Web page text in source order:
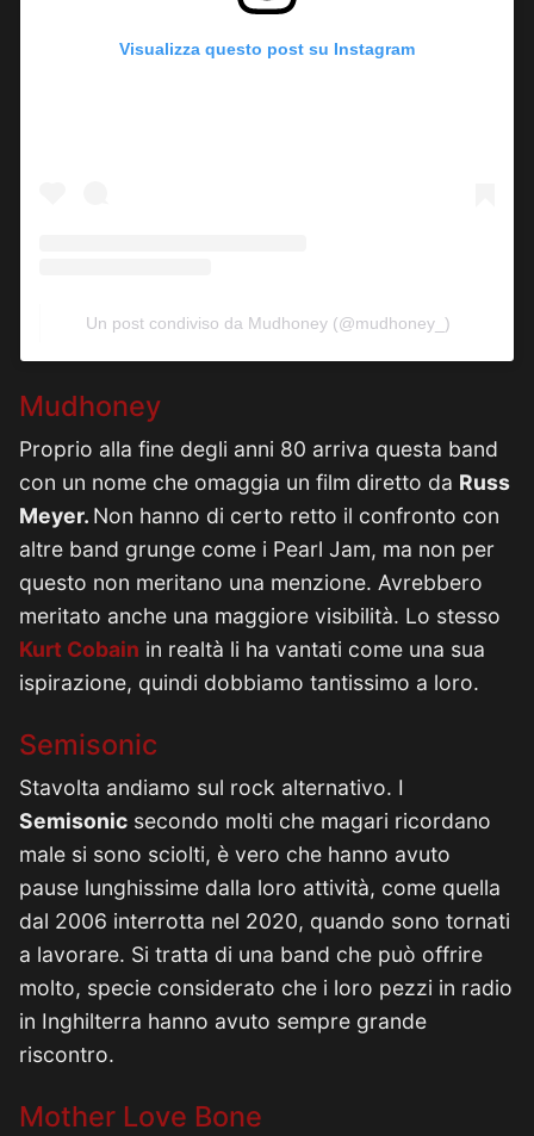
Visualizza questo post su Instagram
Un post condiviso da Mudhoney (@mudhoney_)
Mudhoney
Proprio alla fine degli anni 80 arriva questa band
con un nome che omaggia un film diretto da Russ
Meyer. Non hanno di certo retto il confronto con
altre band grunge come i Pearl Jam, ma non per
questo non meritano una menzione. Avrebbero
meritato anche una maggiore visibilità. Lo stesso
Kurt Cobain in realtà li ha vantati come una sua
ispirazione, quindi dobbiamo tantissimo a loro.
Semisonic
Stavolta andiamo sul rock alternativo. I
Semisonic secondo molti che magari ricordano
male si sono sciolti, è vero che hanno avuto
pause lunghissime dalla loro attività, come quella
dal 2006 interrotta nel 2020, quando sono tornati
a lavorare. Si tratta di una band che può offrire
molto, specie considerato che i loro pezzi in radio
in Inghilterra hanno avuto sempre grande
riscontro.
Mother Love Bone